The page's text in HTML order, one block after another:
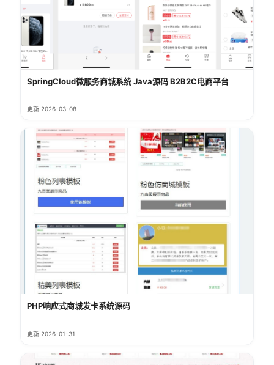
SpringCloud微服务商城系统 Java源码 B2B2C电商平台
更新 2026-03-08
PHP响应式商城发卡系统源码
更新 2026-01-31